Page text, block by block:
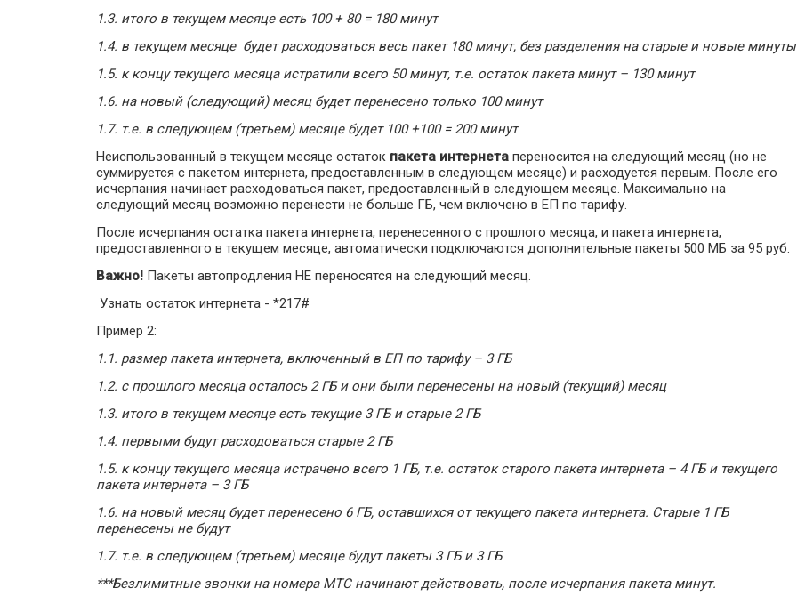
1.3. итого в текущем месяце есть 100 + 80 = 180 минут
1.4. в текущем месяце будет расходоваться весь пакет 180 минут, без разделения на старые и новые минуты
1.5. к концу текущего месяца истратили всего 50 минут, т.е. остаток пакета минут – 130 минут
1.6. на новый (следующий) месяц будет перенесено только 100 минут
1.7. т.е. в следующем (третьем) месяце будет 100 +100 = 200 минут
Неиспользованный в текущем месяце остаток пакета интернета переносится на следующий месяц (но не
суммируется с пакетом интернета, предоставленным в следующем месяце) и расходуется первым. После его
исчерпания начинает расходоваться пакет, предоставленный в следующем месяце. Максимально на
следующий месяц возможно перенести не больше ГБ, чем включено в ЕП по тарифу.
После исчерпания остатка пакета интернета, перенесенного с прошлого месяца, и пакета интернета,
предоставленного в текущем месяце, автоматически подключаются дополнительные пакеты 500 МБ за 95 руб.
Важно! Пакеты автопродления НЕ переносятся на следующий месяц.
Узнать остаток интернета - *217#
Пример 2:
1.1. размер пакета интернета, включенный в ЕП по тарифу – 3 ГБ
1.2. с прошлого месяца осталось 2 ГБ и они были перенесены на новый (текущий) месяц
1.3. итого в текущем месяце есть текущие 3 ГБ и старые 2 ГБ
1.4. первыми будут расходоваться старые 2 ГБ
1.5. к концу текущего месяца истрачено всего 1 ГБ, т.е. остаток старого пакета интернета – 4 ГБ и текущего
пакета интернета – 3 ГБ
1.6. на новый месяц будет перенесено 6 ГБ, оставшихся от текущего пакета интернета. Старые 1 ГБ
перенесены не будут
1.7. т.е. в следующем (третьем) месяце будут пакеты 3 ГБ и 3 ГБ
***Безлимитные звонки на номера МТС начинают действовать, после исчерпания пакета минут.